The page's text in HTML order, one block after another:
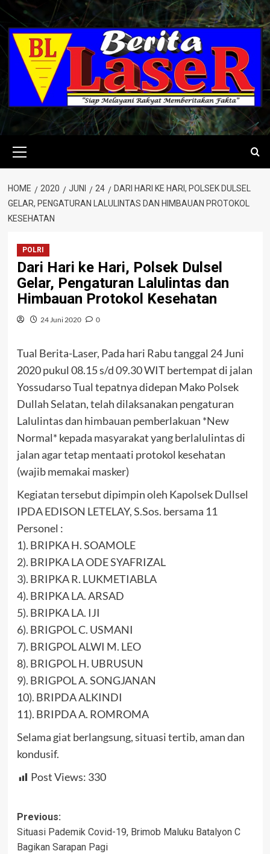
Skip
to
content
Menu
HOME 2020 JUNI 24
DARI HARI KE HARI, POLSEK DULSEL
GELAR, PENGATURAN LALULINTAS DAN HIMBAUAN PROTOKOL
KESEHATAN
POLRI
Dari Hari ke Hari, Polsek Dulsel
Gelar, Pengaturan Lalulintas dan
Himbauan Protokol Kesehatan
24 Juni 2020 0
Tual Berita-Laser, Pada hari Rabu tanggal 24 Juni
2020 pukul 08.15 s/d 09.30 WIT bertempat di jalan
Yossudarso Tual tepatnya didepan Mako Polsek
Dullah Selatan, telah dilaksanakan pengaturan
Lalulintas dan himbauan pemberlakuan *New
Normal* kepada masyarakat yang berlalulintas di
jalan agar tetap mentaati protokol kesehatan
(wajib memakai masker)
Kegiatan tersebut dipimpin oleh Kapolsek Dullsel
IPDA EDISON LETELAY, S.Sos. bersama 11
Personel :
1). BRIPKA H. SOAMOLE
2). BRIPKA LA ODE SYAFRIZAL
3). BRIPKA R. LUKMETIABLA
4). BRIPKA LA. ARSAD
5). BRIPKA LA. IJI
6). BRIGPOL C. USMANI
7). BRIGPOL ALWI M. LEO
8). BRIGPOL H. UBRUSUN
9). BRIGPOL A. SONGJANAN
10). BRIPDA ALKINDI
11). BRIPDA A. ROMROMA
Selama giat berlangsung, situasi tertib, aman dan
kondusif.
Post Views: 330
Post
navigation
Previous:
Situasi Pademik Covid-19, Brimob Maluku Batalyon C
Bagikan Sarapan Pagi